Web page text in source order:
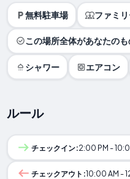
無料駐車場 ファミ
この場所全体があなたのも
シャワー エアコン
ルール
チェックイン:2:00 PM -
チェックアウト:10:00 AM -